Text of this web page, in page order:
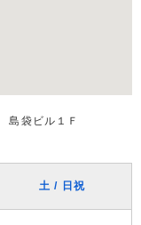
島袋ビル１Ｆ
土 / 日祝